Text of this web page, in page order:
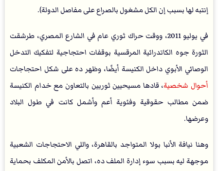
إنتبه لها بسبب إن الكل مشغول بالصراع على مفاصل الدولة).
في يوليو 2011، ووقت حراك ثوري عام في الشارع المصري، طرشقت
الثورة جوه الكاتدرائية المرقسية بوقفات احتجاجية لتفكيك التدخل
الوصائي الأبوي داخل الكنيسة أيضًا، وظهر ده على شكل احتجاجات
أحوال شخصية، قادها مسيحيين ثوريين بالتعاون مع خدام الكنيسة
ضمن مطالب حقوقية وفئوية أعم وأشمل كانت في طول البلاد
وعرضها.
وهنا نيافة الأنبا بولا المتواجد بالقاهرة، واللي الاحتجاجات الشعبية
موجهة ليه بسبب سوء إدارة الملف ده، اتصل بالأمن المكلف بحماية